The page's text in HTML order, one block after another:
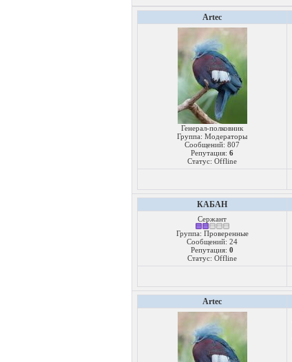
Artec
Генерал-полковник
Группа: Модераторы
Сообщений: 807
Репутация: 6
Статус: Offline
КАБАН
Сержант
Группа: Проверенные
Сообщений: 24
Репутация: 0
Статус: Offline
Artec